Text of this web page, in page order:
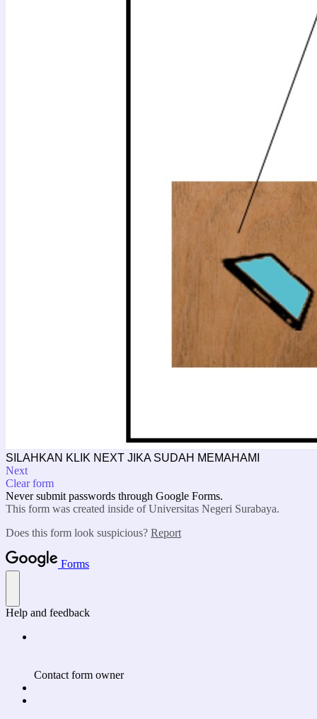
SILAHKAN KLIK NEXT JIKA SUDAH MEMAHAMI
Next
Clear form
Never submit passwords through Google Forms.
This form was created inside of Universitas Negeri Surabaya.
Does this form look suspicious? Report
Forms
Help and feedback
Contact form owner